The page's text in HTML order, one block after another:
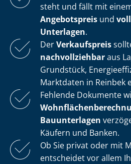
steht und fällt mit
Angebotspreis und
Unterlagen.
DerVerkaufspreis
nachvollziehbaraus
Grundstück,
Marktdaten in Reinbek
Fehlende Dokumente
Bauunterlagen
Käufern und Banken.
Ob Sie privat oder mit
entscheidet vor allem